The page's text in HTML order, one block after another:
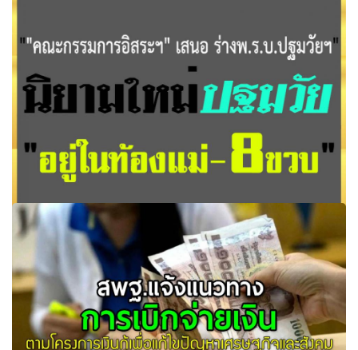
"หมอธี" ประกาศเลิกใช้ครูทำธุรการ ทุ่ม3พันล้านจ้างจนท.
นิยามใหม่ปฐมวัย"อยู่ในท้องแม่-8ขวบ" "คณะกรรมการอิสระฯ"
เสนอ ร่างพ.ร.บ.ปฐมวัยฯ